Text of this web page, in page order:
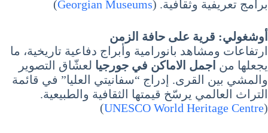
برامج تعريفية وثقافية. (Georgian Museums
)
أوشغولي: قرية على حافة الزمن
ارتفاعات ومشاهد بانورامية وأبراج دفاعية تاريخية، ما
يجعلها من اجمل الاماكن في جورجيا لعشّاق التصوير
والمشي بين القرى. إدراج “سفانيتي العليا” في قائمة
التراث العالمي يرسّخ قيمتها الثقافية والطبيعية.
(
UNESCO World Heritage Centre
)